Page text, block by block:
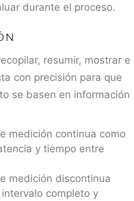
durante el proceso.
resumir, mostrar e
con precisión para que
se basen en información
medición continua como
y tiempo entre
medición discontinua
completo y